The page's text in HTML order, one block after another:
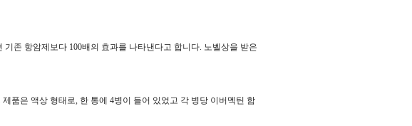
존 항암제보다 100배의 효과를 나타낸다고 합니다. 노벨상을 받은
품은 액상 형태로, 한 통에 4병이 들어 있었고 각 병당 이버멕틴 함